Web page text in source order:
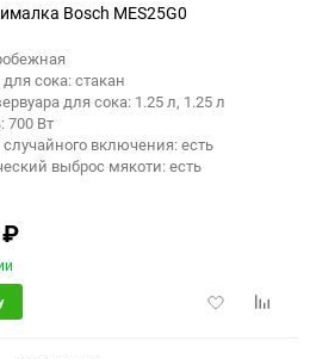
Bosch MES25G0
сока: стакан
для сока: 1.25 л, 1.25 л
700 Вт
включения: есть
выброс мякоти: есть
₽
Добавить